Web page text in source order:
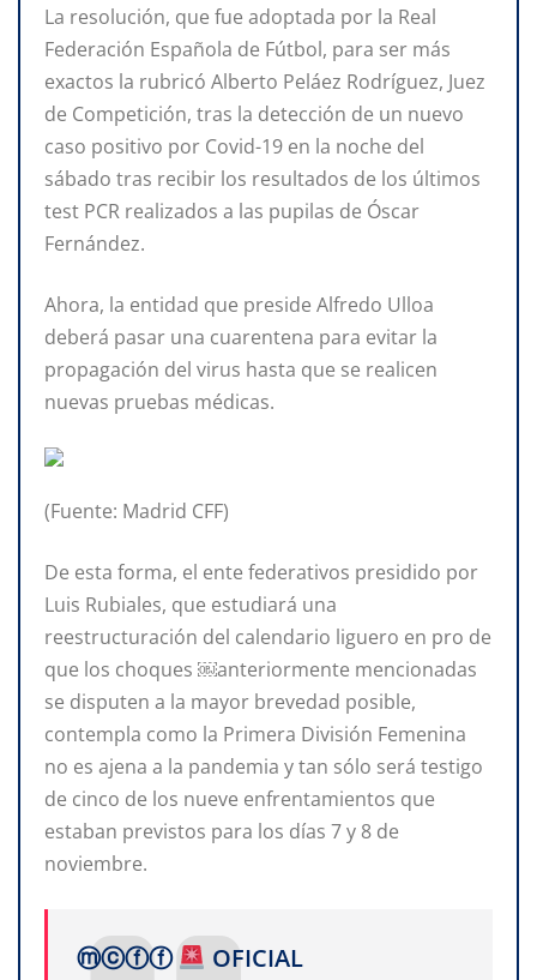
La resolución, que fue adoptada por la Real
Federación Española de Fútbol, para ser más
exactos la rubricó Alberto Peláez Rodríguez, Juez
de Competición, tras la detección de un nuevo
caso positivo por Covid-19 en la noche del
sábado tras recibir los resultados de los últimos
test PCR realizados a las pupilas de Óscar
Fernández.
Ahora, la entidad que preside Alfredo Ulloa
deberá pasar una cuarentena para evitar la
propagación del virus hasta que se realicen
nuevas pruebas médicas.
(Fuente: Madrid CFF)
De esta forma, el ente federativos presidido por
Luis Rubiales, que estudiará una
reestructuración del calendario liguero en pro de
que los choques ￼anteriormente mencionadas
se disputen a la mayor brevedad posible,
contempla como la Primera División Femenina
no es ajena a la pandemia y tan sólo será testigo
de cinco de los nueve enfrentamientos que
estaban previstos para los días 7 y 8 de
noviembre.
ⓜⓒⓕⓕ
OFICIAL